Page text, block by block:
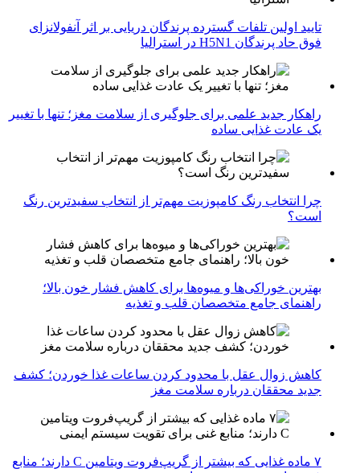
تایید اولین تلفات گسترده پرندگان دریایی بر اثر آنفولانزای
فوق حاد پرندگان H5N1 در استرالیا
راهکار جدید علمی برای جلوگیری از سلامت مغز؛ تنها با تغییر
یک عادت غذایی ساده
چرا انتخاب رنگ کامپوزیت مهم‌تر از انتخاب سفیدترین رنگ
است؟
بهترین خوراکی‌ها و میوه‌ها برای کاهش فشار خون بالا؛
راهنمای جامع متخصصان قلب و تغذیه
کاهش زوال عقل با محدود کردن ساعات غذا خوردن؛ کشف
جدید محققان درباره سلامت مغز
۷ ماده غذایی که بیشتر از گریپ‌فروت ویتامین C دارند؛ منابع